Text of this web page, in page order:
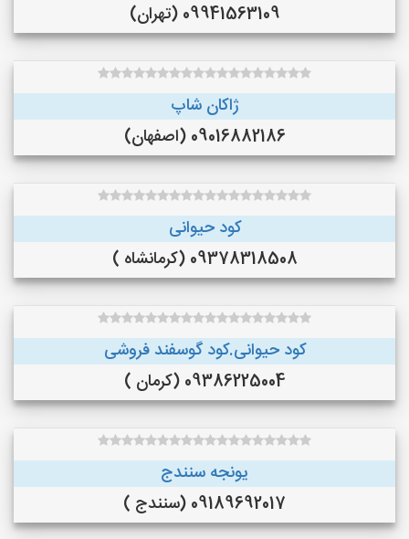
09941563109 (تهران)
ژاکان شاپ
09016882186 (اصفهان)
کود حیوانی
09378318508 (کرمانشاه )
کود حیوانی.کود گوسفند فروشی
09386225004 (کرمان )
یونجه سنندج
09189692017 (سنندج )